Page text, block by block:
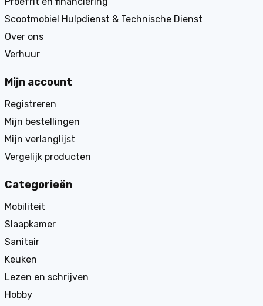
Scootmobiel Hulpdienst & Technische Dienst
Over ons
Verhuur
Mijn account
Registreren
Mijn bestellingen
Mijn verlanglijst
Vergelijk producten
Categorieën
Mobiliteit
Slaapkamer
Sanitair
Keuken
Lezen en schrijven
Hobby